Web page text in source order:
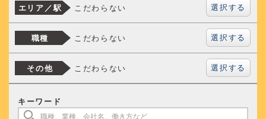
エリア／駅 こだわらない 選択する
職種 こだわらない 選択する
その他 こだわらない 選択する
キーワード